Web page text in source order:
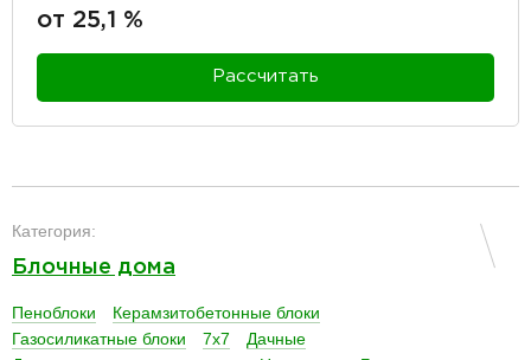
от 25,1 %
Рассчитать
Категория:
Блочные дома
Пеноблоки
Керамзитобетонные блоки
Газосиликатные блоки
7х7
Дачные